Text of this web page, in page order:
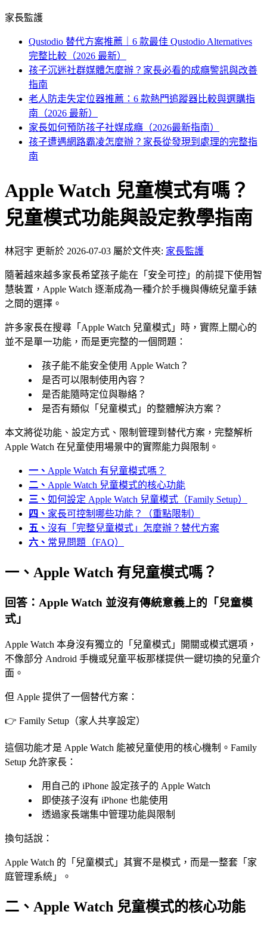
家長監護
Qustodio 替代方案推薦｜6 款最佳 Qustodio Alternatives
完整比較（2026 最新）
孩子沉迷社群媒體怎麼辦？家長必看的成癮警訊與改善
指南
老人防走失定位器推薦：6 款熱門追蹤器比較與選購指
南（2026 最新）
家長如何預防孩子社媒成癮（2026最新指南）
孩子遭遇網路霸凌怎麼辦？家長從發現到處理的完整指
南
Apple Watch 兒童模式有嗎？
兒童模式功能與設定教學指南
林冠宇 更新於 2026-07-03 屬於文件夾: 家長監護
隨著越來越多家長希望孩子能在「安全可控」的前提下使用智
慧裝置，Apple Watch 逐漸成為一種介於手機與傳統兒童手錶
之間的選擇。
許多家長在搜尋「Apple Watch 兒童模式」時，實際上關心的
並不是單一功能，而是更完整的一個問題：
孩子能不能安全使用 Apple Watch？
是否可以限制使用內容？
是否能隨時定位與聯絡？
是否有類似「兒童模式」的整體解決方案？
本文將從功能、設定方式、限制管理到替代方案，完整解析
Apple Watch 在兒童使用場景中的實際能力與限制。
一、 Apple Watch 有兒童模式嗎？
二、 Apple Watch 兒童模式的核心功能
三、 如何設定 Apple Watch 兒童模式（Family Setup）
四、 家長可控制哪些功能？（重點限制）
五、 沒有「完整兒童模式」怎麼辦？替代方案
六、 常見問題（FAQ）
一、Apple Watch 有兒童模式嗎？
回答：Apple Watch 並沒有傳統意義上的「兒童模
式」
Apple Watch 本身沒有獨立的「兒童模式」開關或模式選項，
不像部分 Android 手機或兒童平板那樣提供一鍵切換的兒童介
面。
但 Apple 提供了一個替代方案：
👉 Family Setup（家人共享設定）
這個功能才是 Apple Watch 能被兒童使用的核心機制。Family
Setup 允許家長：
用自己的 iPhone 設定孩子的 Apple Watch
即使孩子沒有 iPhone 也能使用
透過家長端集中管理功能與限制
換句話說：
Apple Watch 的「兒童模式」其實不是模式，而是一整套「家
庭管理系統」。
二、Apple Watch 兒童模式的核心功能